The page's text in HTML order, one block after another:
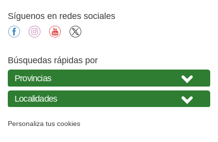
Síguenos en redes sociales
facebookinstagramyoutube
Búsquedas rápidas por
Personaliza tus cookies